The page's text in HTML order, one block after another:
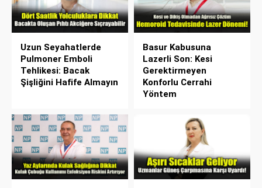
Uzun Seyahatlerde
Pulmoner Emboli
Tehlikesi: Bacak
Şişliğini Hafife Almayın
Basur Kabusuna
Lazerli Son: Kesi
Gerektirmeyen
Konforlu Cerrahi
Yöntem